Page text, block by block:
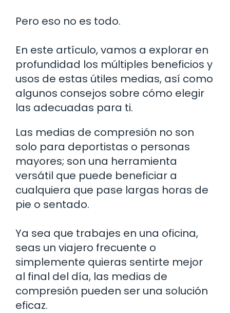
Pero eso no es todo.
En este artículo, vamos a explorar en
profundidad los múltiples beneficios y
usos de estas útiles medias, así como
algunos consejos sobre cómo elegir
las adecuadas para ti.
Las medias de compresión no son
solo para deportistas o personas
mayores; son una herramienta
versátil que puede beneficiar a
cualquiera que pase largas horas de
pie o sentado.
Ya sea que trabajes en una oficina,
seas un viajero frecuente o
simplemente quieras sentirte mejor
al final del día, las medias de
compresión pueden ser una solución
eficaz.